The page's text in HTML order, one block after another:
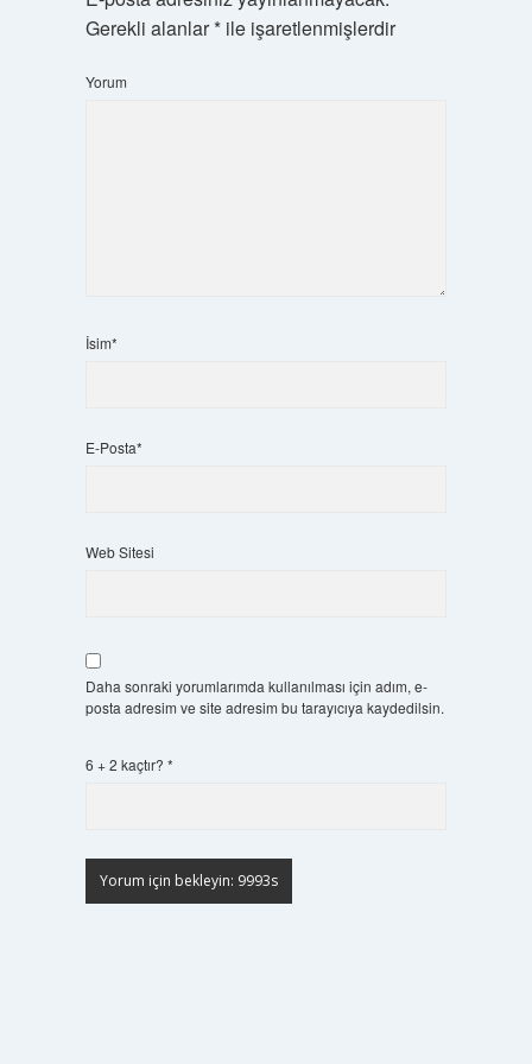
Gerekli alanlar*ile işaretlenmişlerdir
Yorum
İsim*
E-Posta*
Web Sitesi
Daha sonraki yorumlarımda kullanılması için adım, e-
posta adresim ve site adresim bu tarayıcıya kaydedilsin.
6 + 2 kaçtır? *